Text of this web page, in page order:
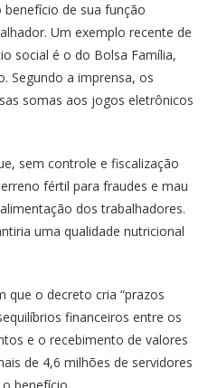
benefício de sua função
Um exemplo recente de
social é o do Bolsa Família,
Segundo a imprensa, os
somas aos jogos eletrônicos
sem controle e fiscalização
fértil para fraudes e mau
dos trabalhadores.
uma qualidade nutricional
que o decreto cria “prazos
financeiros entre os
e o recebimento de valores
de 4,6 milhões de servidores